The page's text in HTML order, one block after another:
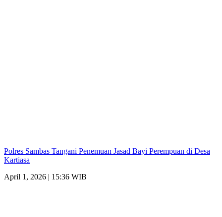
Polres Sambas Tangani Penemuan Jasad Bayi Perempuan di Desa
Kartiasa
April 1, 2026 | 15:36 WIB